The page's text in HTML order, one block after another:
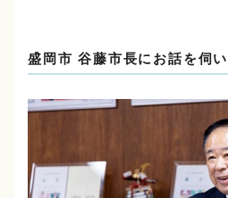
盛岡市 谷藤市長にお話を伺